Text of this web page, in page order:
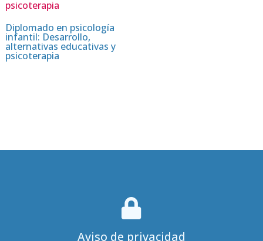
Diplomado en psicología
infantil: Desarrollo,
alternativas educativas y
psicoterapia

Aviso de privacidad